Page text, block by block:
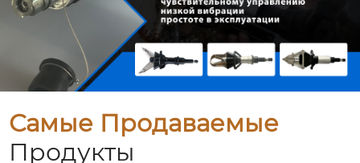
Самые Продаваемые
Продукты